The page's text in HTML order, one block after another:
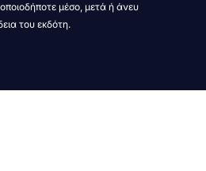
μέσο, μετά ή άνευ
του εκδότη.